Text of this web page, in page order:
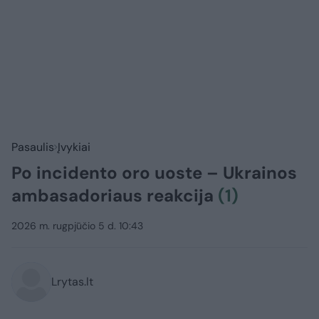
Pasaulis Įvykiai
Po incidento oro uoste – Ukrainos
ambasadoriaus reakcija (1)
2026 m. rugpjūčio 5 d. 10:43
Lrytas.lt